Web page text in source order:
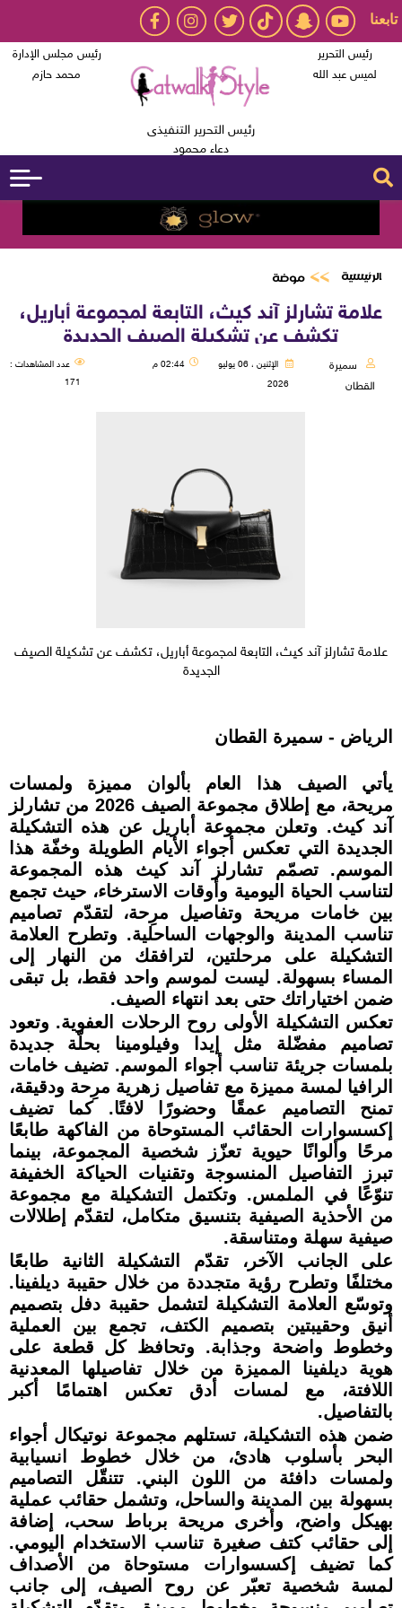
تابعنا
رئيس التحرير
لميس عبد الله
رئيس التحرير التنفيذى
دعاء محمود
رئيس مجلس الإدارة
محمد حازم
الرئيسية موضة
علامة تشارلز آند كيث، التابعة لمجموعة أباريل،
تكشف عن تشكيلة الصيف الجديدة
سميرة
القطان
الإثنين ، 06 يوليو
2026
02:44 م
عدد المشاهدات :
171
علامة تشارلز آند كيث، التابعة لمجموعة أباريل، تكشف عن تشكيلة الصيف
الجديدة
الرياض - سميرة القطان
يأتي الصيف هذا العام بألوان مميزة ولمسات
مريحة، مع إطلاق مجموعة الصيف 2026 من تشارلز
آند كيث. وتعلن مجموعة أباريل عن هذه التشكيلة
الجديدة التي تعكس أجواء الأيام الطويلة وخفّة هذا
الموسم. تصمّم تشارلز آند كيث هذه المجموعة
لتناسب الحياة اليومية وأوقات الاسترخاء، حيث تجمع
بين خامات مريحة وتفاصيل مرِحة، لتقدّم تصاميم
تناسب المدينة والوجهات الساحلية. وتطرح العلامة
التشكيلة على مرحلتين، لترافقك من النهار إلى
المساء بسهولة. ليست لموسم واحد فقط، بل تبقى
ضمن اختياراتك حتى بعد انتهاء الصيف.
تعكس التشكيلة الأولى روح الرحلات العفوية. وتعود
تصاميم مفضّلة مثل إيدا وفيلومينا بحلّة جديدة
بلمسات جريئة تناسب أجواء الموسم. تضيف خامات
الرافيا لمسة مميزة مع تفاصيل زهرية مرِحة ودقيقة،
تمنح التصاميم عمقًا وحضورًا لافتًا. كما تضيف
إكسسوارات الحقائب المستوحاة من الفاكهة طابعًا
مرحًا وألوانًا حيوية تعزّز شخصية المجموعة، بينما
تبرز التفاصيل المنسوجة وتقنيات الحياكة الخفيفة
تنوّعًا في الملمس. وتكتمل التشكيلة مع مجموعة
من الأحذية الصيفية بتنسيق متكامل، لتقدّم إطلالات
صيفية سهلة ومتناسقة.
على الجانب الآخر، تقدّم التشكيلة الثانية طابعًا
مختلفًا وتطرح رؤية متجددة من خلال حقيبة ديلفينا.
وتوسّع العلامة التشكيلة لتشمل حقيبة دفل بتصميم
أنيق وحقيبتين بتصميم الكتف، تجمع بين العملية
وخطوط واضحة وجذابة. وتحافظ كل قطعة على
هوية ديلفينا المميزة من خلال تفاصيلها المعدنية
اللافتة، مع لمسات أدق تعكس اهتمامًا أكبر
بالتفاصيل.
ضمن هذه التشكيلة، تستلهم مجموعة نوتيكال أجواء
البحر بأسلوب هادئ، من خلال خطوط انسيابية
ولمسات دافئة من اللون البني. تتنقّل التصاميم
بسهولة بين المدينة والساحل، وتشمل حقائب عملية
بهيكل واضح، وأخرى مريحة برباط سحب، إضافة
إلى حقائب كتف صغيرة تناسب الاستخدام اليومي.
كما تضيف إكسسوارات مستوحاة من الأصداف
لمسة شخصية تعبّر عن روح الصيف، إلى جانب